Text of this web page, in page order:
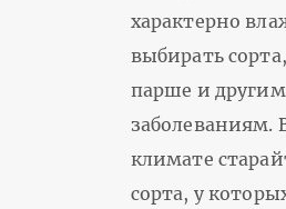
характерно
выбирать
парше и
заболеваниям.
климате
сорта, у